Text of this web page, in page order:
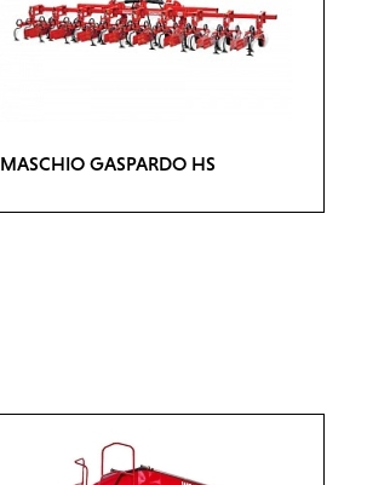
MASCHIO GASPARDO HS